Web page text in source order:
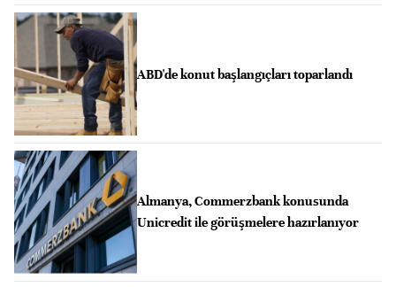
ABD'de konut başlangıçları toparlandı
Almanya, Commerzbank konusunda
Unicredit ile görüşmelere hazırlanıyor